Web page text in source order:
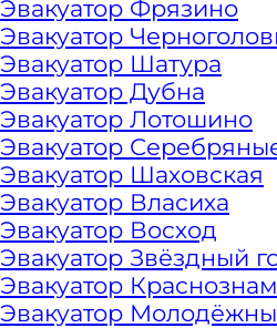
Эвакуатор Фрязино
Эвакуатор
Эвакуатор Шатура
Эвакуатор Дубна
Эвакуатор Лотошино
Эвакуатор
Эвакуатор Шаховская
Эвакуатор Власиха
Эвакуатор Восход
Эвакуатор Звёздный
Эвакуатор
Эвакуатор